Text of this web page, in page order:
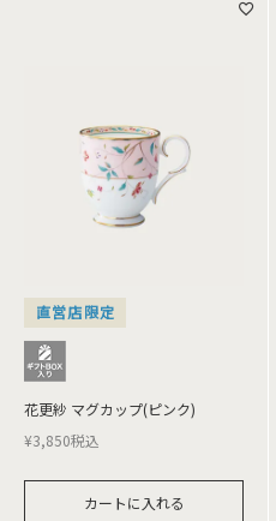
直営店限定
花更紗 マグカップ(ピンク)
¥3,850税込
カートに入れる